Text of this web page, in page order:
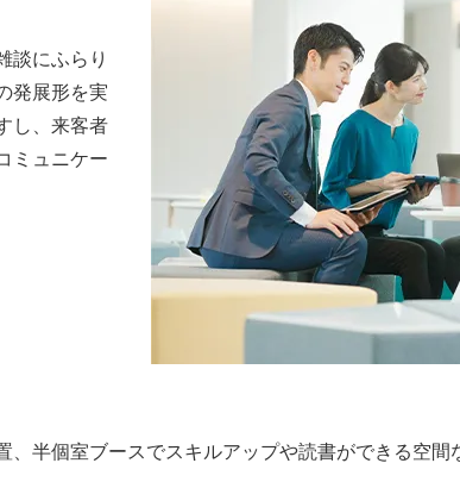
談にふらり
発展形を実
し、来客者
ミュニケー
半個室ブースでスキルアップや読書ができる空